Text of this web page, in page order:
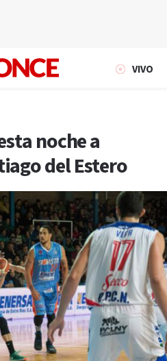
VIVO
noche a
del Estero